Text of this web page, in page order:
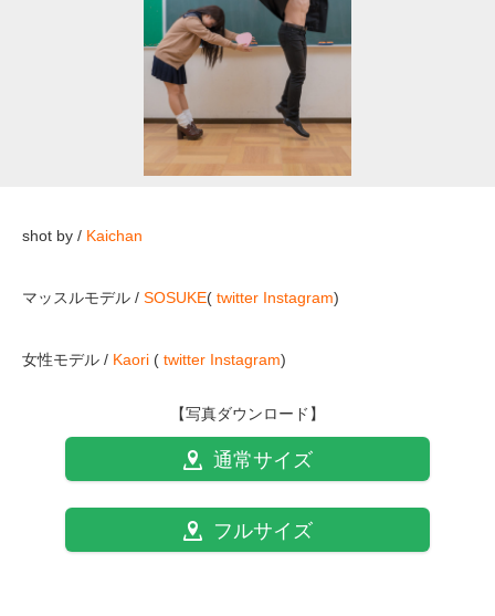
shot by / Kaichan
マッスルモデル / SOSUKE( twitter Instagram)
女性モデル / Kaori ( twitter Instagram)
【写真ダウンロード】
通常サイズ
フルサイズ